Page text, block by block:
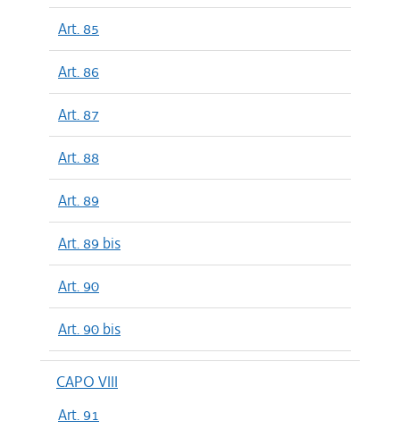
Art. 85
Art. 86
Art. 87
Art. 88
Art. 89
Art. 89 bis
Art. 90
Art. 90 bis
CAPO VIII
Art. 91